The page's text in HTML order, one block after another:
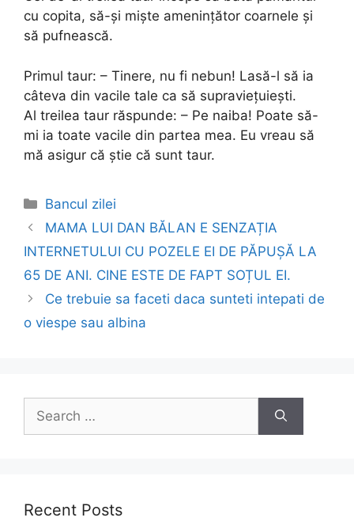
cu copita, să-și miște amenințător coarnele și
să pufnească.
Primul taur: – Tinere, nu fi nebun! Lasă-l să ia
câteva din vacile tale ca să supraviețuiești.
Al treilea taur răspunde: – Pe naiba! Poate să-
mi ia toate vacile din partea mea. Eu vreau să
mă asigur că știe că sunt taur.
Categories
Bancul zilei
Post
navigation
MAMA LUI DAN BĂLAN E SENZAȚIA
INTERNETULUI CU POZELE EI DE PĂPUȘĂ LA
65 DE ANI. CINE ESTE DE FAPT SOȚUL EI.
Ce trebuie sa faceti daca sunteti intepati de
o viespe sau albina
for:
Recent Posts